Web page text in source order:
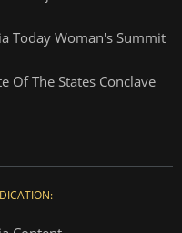
Today Woman's Summit
Of The States Conclave